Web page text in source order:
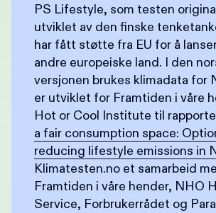
PS Lifestyle, som testen
utviklet av den finske
har fått støtte fra EU for å
andre europeiske land. I den
versjonen brukes klimadata for
er utviklet for Framtiden i våre
Hot or Cool Institute til
a fair consumption space:
reducing lifestyle emissions in
Klimatesten.no et samarbeid
Framtiden i våre hender, NHO
Service, Forbrukerrådet og